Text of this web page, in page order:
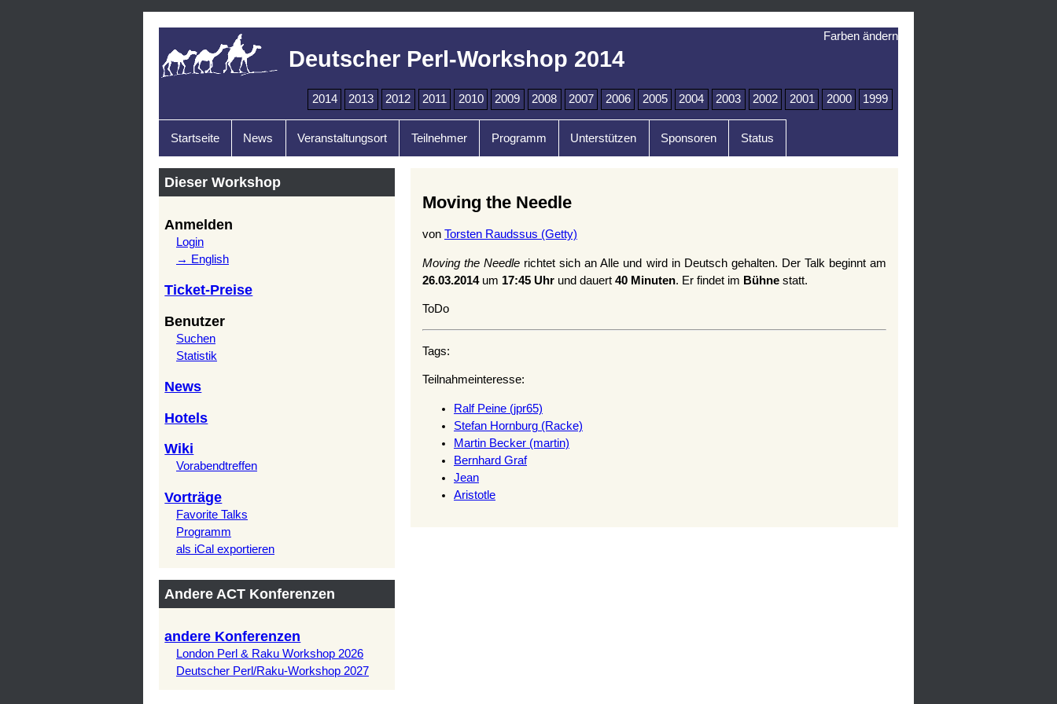
Deutscher Perl-Workshop 2014
2014 2013 2012 2011 2010 2009 2008 2007 2006 2005 2004 2003 2002 2001 2000 1999
Startseite News Veranstaltungsort Teilnehmer Programm Unterstützen Sponsoren Status
Farben ändern
Dieser Workshop
Anmelden
Login
→ English
Ticket-Preise
Benutzer
Suchen
Statistik
News
Hotels
Wiki
Vorabendtreffen
Vorträge
Favorite Talks
Programm
als iCal exportieren
Andere ACT Konferenzen
andere Konferenzen
London Perl & Raku Workshop 2026
Deutscher Perl/Raku-Workshop 2027
Moving the Needle
von Torsten Raudssus (‎Getty‎)
Moving the Needle richtet sich an Alle und wird in Deutsch gehalten. Der Talk beginnt am
26.03.2014um 17:45 Uhr und dauert 40 Minuten. Er findet im Bühne statt.
ToDo
Tags:
Teilnahmeinteresse:
Ralf Peine (‎jpr65‎)
Stefan Hornburg (‎Racke‎)
Martin Becker (‎martin‎)
Bernhard Graf
Jean
Aristotle